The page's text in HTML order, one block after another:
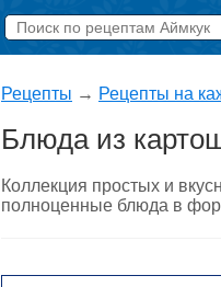
Рецепты → Рецепты на
Блюда из
Коллекция простых и
полноценные блюда в